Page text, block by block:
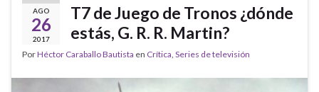
AGO
26
2017
T7 de Juego de Tronos ¿dónde
estás, G. R. R. Martin?
PorHéctor Caraballo Bautista en Crítica Series de televisión